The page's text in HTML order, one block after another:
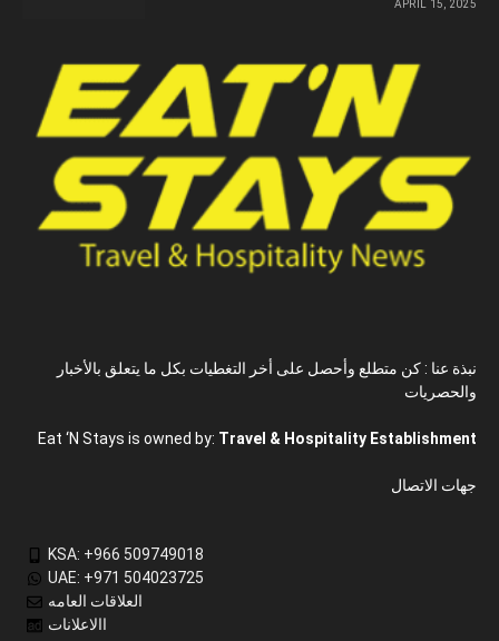
APRIL 15, 2025
نبذة عنا : كن متطلع وأحصل على أخر التغطيات بكل ما يتعلق بالأخبار
والحصريات
Eat ‘N Stays is owned by: Travel & Hospitality Establishment
جهات الاتصال
KSA: +966 509749018
UAE: +971 504023725
العلاقات العامه
االاعلانات